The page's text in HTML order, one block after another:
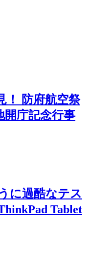
！ 防府航空祭
開庁記念行事
に過酷なテス
Tablet